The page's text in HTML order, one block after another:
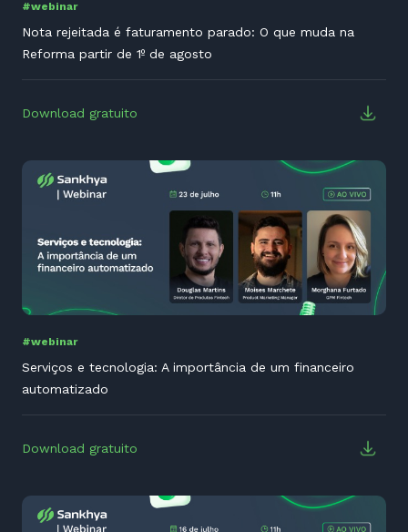
#webinar
Nota rejeitada é faturamento parado: O que muda na
Reforma partir de 1º de agosto
Download gratuito
#webinar
Serviços e tecnologia: A importância de um financeiro
automatizado
Download gratuito